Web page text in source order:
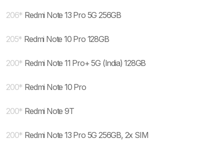
206* Redmi Note 13 Pro 5G 256GB
205* Redmi Note 10 Pro 128GB
200* Redmi Note 11 Pro+ 5G (India) 128GB
200* Redmi Note 10 Pro
200* Redmi Note 9T
200* Redmi Note 13 Pro 5G 256GB, 2x SIM